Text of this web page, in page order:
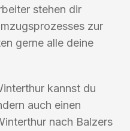
stehen dir
zur
gerne alle deine
kannst du
auch einen
nach Balzers